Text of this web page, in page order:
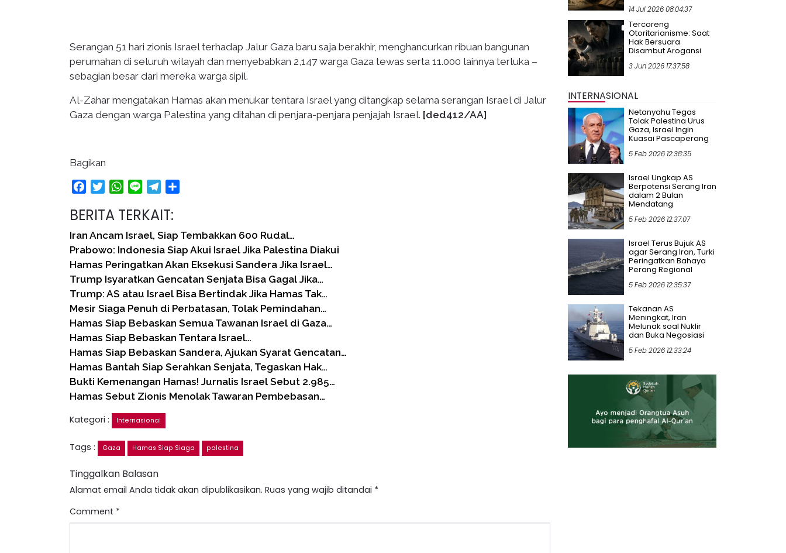
Serangan 51 hari zionis Israel terhadap Jalur Gaza baru saja berakhir, menghancurkan ribuan bangunan
perumahan di seluruh wilayah dan menyebabkan 2,147 warga Gaza tewas serta 11.000 lainnya terluka –
sebagian besar dari mereka warga sipil.
Al-Zahar mengatakan Hamas akan menukar tentara Israel yang ditangkap selama serangan Israel di Jalur
Gaza dengan warga Palestina yang ditahan di penjara-penjara penjajah Israel. [ded412/AA]
Bagikan
FacebookTwitterWhatsApp
Line Telegram
BERITA TERKAIT:
Iran Ancam Israel, Siap Tembakkan 600 Rudal…
Prabowo: Indonesia Siap Akui Israel Jika Palestina Diakui
Hamas Peringatkan Akan Eksekusi Sandera Jika Israel…
Trump Isyaratkan Gencatan Senjata Bisa Gagal Jika…
Trump: AS atau Israel Bisa Bertindak Jika Hamas Tak…
Mesir Siaga Penuh di Perbatasan, Tolak Pemindahan…
Hamas Siap Bebaskan Semua Tawanan Israel di Gaza…
Hamas Siap Bebaskan Tentara Israel…
Hamas Siap Bebaskan Sandera, Ajukan Syarat Gencatan…
Hamas Bantah Siap Serahkan Senjata, Tegaskan Hak…
Bukti Kemenangan Hamas! Jurnalis Israel Sebut 2.985…
Hamas Sebut Zionis Menolak Tawaran Pembebasan…
Kategori :
Internasional
Tags : Gaza Hamas Siap Siaga palestina
Tinggalkan Balasan
Alamat email Anda tidak akan dipublikasikan. Ruas yang wajib ditandai *
Comment *
14 Jul 2026 08:04:37
Tercoreng
Otoritarianisme: Saat
Hak Bersuara
Disambut Arogansi
3 Jun 2026 17:37:58
INTERNASIONAL
Netanyahu Tegas
Tolak Palestina Urus
Gaza, Israel Ingin
Kuasai Pascaperang
5 Feb 2026 12:38:35
Israel Ungkap AS
Berpotensi Serang Iran
dalam 2 Bulan
Mendatang
5 Feb 2026 12:37:07
Israel Terus Bujuk AS
agar Serang Iran, Turki
Peringatkan Bahaya
Perang Regional
5 Feb 2026 12:35:37
Tekanan AS
Meningkat, Iran
Melunak soal Nuklir
dan Buka Negosiasi
5 Feb 2026 12:33:24